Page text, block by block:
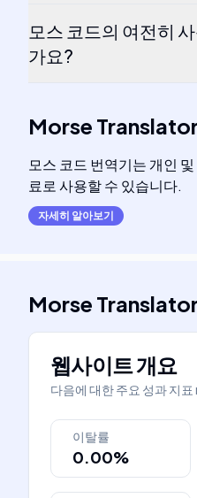
모스 코드의 여전히
가요?
Morse
모스 코드 번역기는 개인
료로 사용할 수 있습니다.
자세히 알아보기
Morse
웹사이트 개요
다음에 대한 주요 성과 지표
이탈률
0.00%